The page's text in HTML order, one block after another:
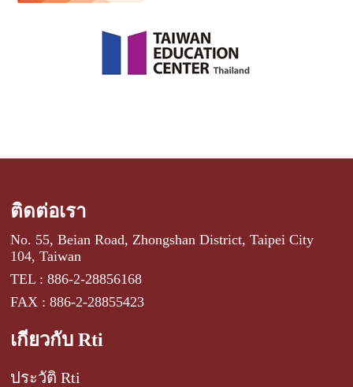
ติดต่อเรา
No. 55, Beian Road, Zhongshan District, Taipei City
104, Taiwan
TEL : 886-2-28856168
FAX : 886-2-28855423
เกี่ยวกับ Rti
ประวัติ Rti